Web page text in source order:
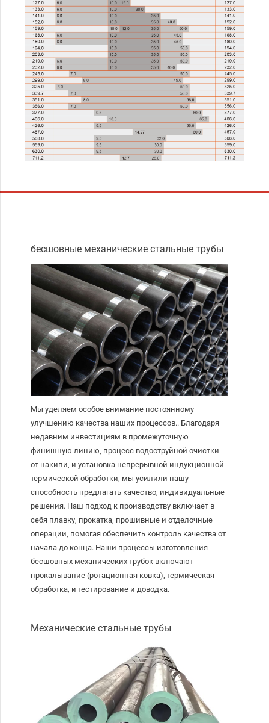
бесшовные механические стальные трубы
Мы уделяем особое внимание постоянному
улучшению качества наших процессов.. Благодаря
недавним инвестициям в промежуточную
финишную линию, процесс водоструйной очистки
от накипи, и установка непрерывной индукционной
термической обработки, мы усилили нашу
способность предлагать качество, индивидуальные
решения. Наш подход к производству включает в
себя плавку, прокатка, прошивные и отделочные
операции, помогая обеспечить контроль качества от
начала до конца. Наши процессы изготовления
бесшовных механических трубок включают
прокалывание (ротационная ковка), термическая
обработка, и тестирование и доводка.
Механические стальные трубы